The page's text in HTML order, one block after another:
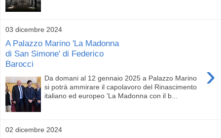
03 dicembre 2024
A Palazzo Marino 'La Madonna
di San Simone' di Federico
Barocci
›
Da domani al 12 gennaio 2025 a Palazzo Marino
si potrà ammirare il capolavoro del Rinascimento
italiano ed europeo 'La Madonna con il b...
02 dicembre 2024